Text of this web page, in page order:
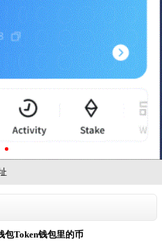
Token钱包里的币